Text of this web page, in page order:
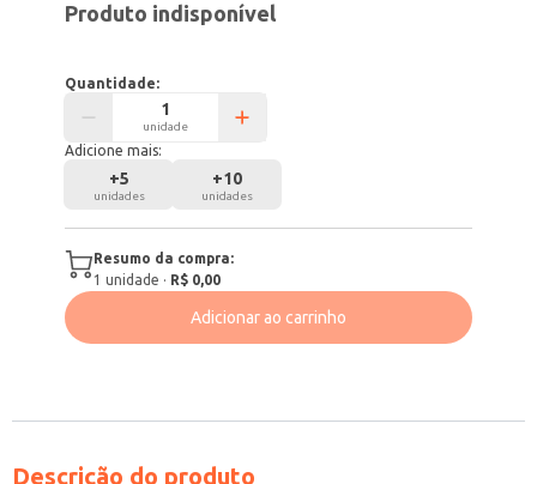
Produto indisponível
Quantidade:
unidade
Adicione mais:
+5
unidades
+10
unidades
Resumo da compra:
1 unidade · R$ 0,00
Adicionar ao carrinho
Descrição do produto